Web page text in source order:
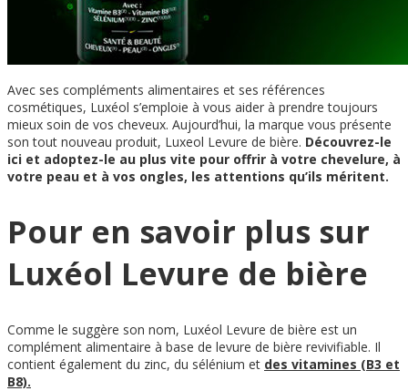
Avec ses compléments alimentaires et ses références
cosmétiques, Luxéol s’emploie à vous aider à prendre toujours
mieux soin de vos cheveux. Aujourd’hui, la marque vous présente
son tout nouveau produit, Luxeol Levure de bière. Découvrez-le
ici et adoptez-le au plus vite pour offrir à votre chevelure, à
votre peau et à vos ongles, les attentions qu’ils méritent.
Pour en savoir plus sur
Luxéol Levure de bière
Comme le suggère son nom, Luxéol Levure de bière est un
complément alimentaire à base de levure de bière revivifiable. Il
contient également du zinc, du sélénium et des vitamines (B3 et
B8).